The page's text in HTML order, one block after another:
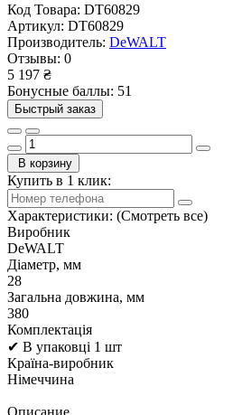
Код Товара: DT60829
Артикул: DT60829
Производитель: DeWALT
Отзывы: 0
5 197 ₴
Бонусные баллы: 51
Быстрый заказ
В корзину
Купить в 1 клик:
Характеристики: (Смотреть все)
Виробник
DeWALT
Діаметр, мм
28
Загальна довжина, мм
380
Комплектація
✔ В упаковці 1 шт
Країна-виробник
Німеччина
Описание